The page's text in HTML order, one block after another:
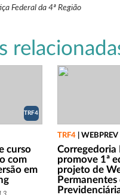
Federal da 4ª Região
TRF4
curso
com
em
TRF4| WEBPREV
Corregedoria
promove 1ª
projeto de
Permanentes